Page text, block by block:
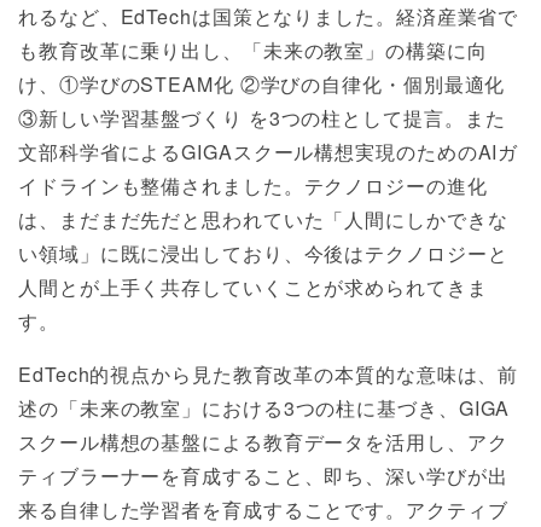
れるなど、EdTechは国策となりました。経済産業省で
も教育改革に乗り出し、「未来の教室」の構築に向
け、①学びのSTEAM化 ②学びの自律化・個別最適化
③新しい学習基盤づくり を3つの柱として提言。また
文部科学省によるGIGAスクール構想実現のためのAIガ
イドラインも整備されました。テクノロジーの進化
は、まだまだ先だと思われていた「人間にしかできな
い領域」に既に浸出しており、今後はテクノロジーと
人間とが上手く共存していくことが求められてきま
す。
EdTech的視点から見た教育改革の本質的な意味は、前
述の「未来の教室」における3つの柱に基づき、GIGA
スクール構想の基盤による教育データを活用し、アク
ティブラーナーを育成すること、即ち、深い学びが出
来る自律した学習者を育成することです。アクティブ